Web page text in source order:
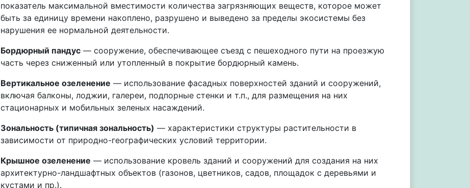
показатель максимальной вместимости количества загрязняющих веществ, которое может
быть за единицу времени накоплено, разрушено и выведено за пределы экосистемы без
нарушения ее нормальной деятельности.
Бордюрный пандус — сооружение, обеспечивающее съезд с пешеходного пути на проезжую
часть через сниженный или утопленный в покрытие бордюрный камень.
Вертикальное озеленение — использование фасадных поверхностей зданий и сооружений,
включая балконы, лоджии, галереи, подпорные стенки и т.п., для размещения на них
стационарных и мобильных зеленых насаждений.
Зональность (типичная зональность) — характеристики структуры растительности в
зависимости от природно-географических условий территории.
Крышное озеленение — использование кровель зданий и сооружений для создания на них
архитектурно-ландшафтных объектов (газонов, цветников, садов, площадок с деревьями и
кустами и пр.).